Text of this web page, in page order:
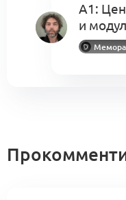
A1:
и
0